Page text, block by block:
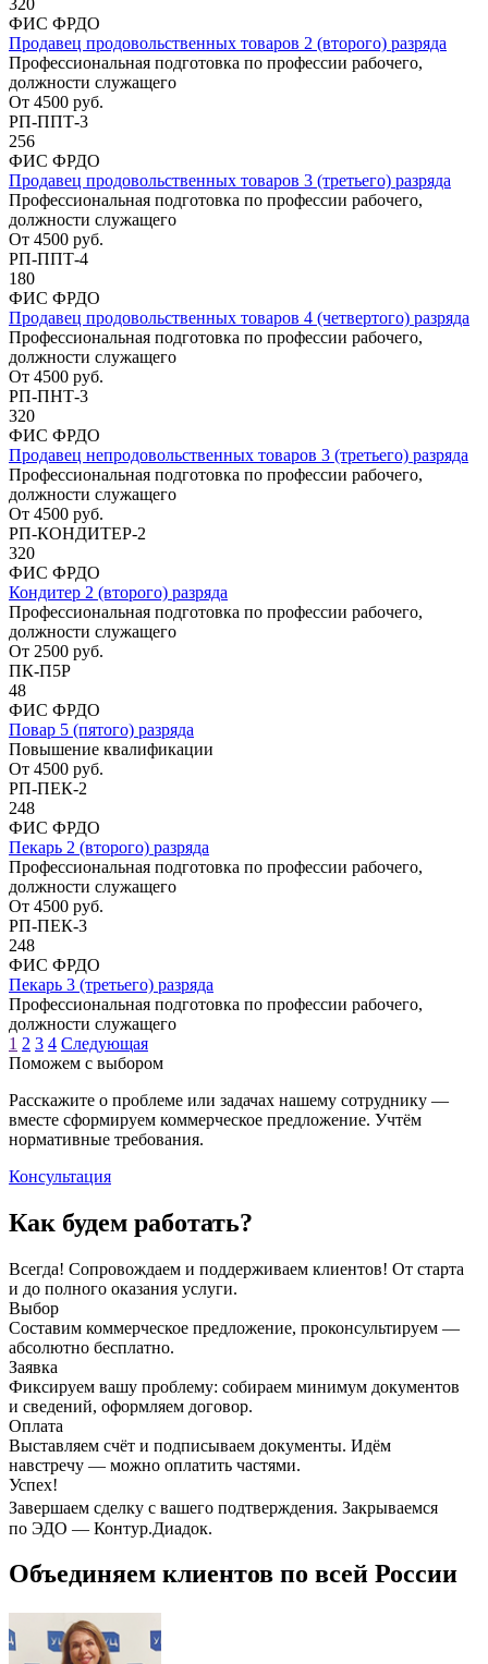
ФИС ФРДО
Продавец продовольственных товаров 2 (второго) разряда
Профессиональная подготовка по профессии рабочего,
должности служащего
От 4500 руб.
РП-ППТ-3
256
ФИС ФРДО
Продавец продовольственных товаров 3 (третьего) разряда
Профессиональная подготовка по профессии рабочего,
должности служащего
От 4500 руб.
РП-ППТ-4
180
ФИС ФРДО
Продавец продовольственных товаров 4 (четвертого) разряда
Профессиональная подготовка по профессии рабочего,
должности служащего
От 4500 руб.
РП-ПНТ-3
320
ФИС ФРДО
Продавец непродовольственных товаров 3 (третьего) разряда
Профессиональная подготовка по профессии рабочего,
должности служащего
От 4500 руб.
РП-КОНДИТЕР-2
320
ФИС ФРДО
Кондитер 2 (второго) разряда
Профессиональная подготовка по профессии рабочего,
должности служащего
От 2500 руб.
ПК-П5Р
48
ФИС ФРДО
Повар 5 (пятого) разряда
Повышение квалификации
От 4500 руб.
РП-ПЕК-2
248
ФИС ФРДО
Пекарь 2 (второго) разряда
Профессиональная подготовка по профессии рабочего,
должности служащего
От 4500 руб.
РП-ПЕК-3
248
ФИС ФРДО
Пекарь 3 (третьего) разряда
Профессиональная подготовка по профессии рабочего,
должности служащего
1 2 3 4 Следующая
Поможем с выбором
Расскажите о проблеме или задачах нашему сотруднику —
вместе сформируем коммерческое предложение. Учтём
нормативные требования.
Консультация
Как будем работать?
Всегда! Сопровождаем и поддерживаем клиентов! От старта
и до полного оказания услуги.
Выбор
Составим коммерческое предложение, проконсультируем —
абсолютно бесплатно.
Заявка
Фиксируем вашу проблему: собираем минимум документов
и сведений, оформляем договор.
Оплата
Выставляем счёт и подписываем документы. Идём
навстречу — можно оплатить частями.
Успех!
Завершаем сделку с вашего подтверждения. Закрываемся
по ЭДО — Контур.Диадок.
Объединяем клиентов по всей России